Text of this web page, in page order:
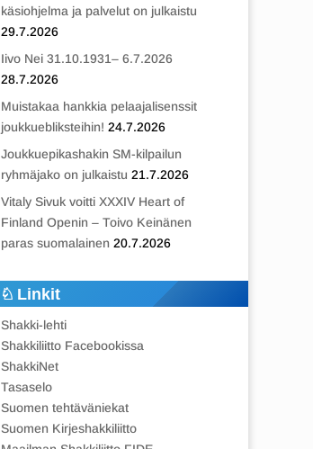
käsiohjelma ja palvelut on julkaistu
29.7.2026
Iivo Nei 31.10.1931– 6.7.2026
28.7.2026
Muistakaa hankkia pelaajalisenssit
joukkuebliksteihin! 24.7.2026
Joukkuepikashakin SM-kilpailun
ryhmäjako on julkaistu 21.7.2026
Vitaly Sivuk voitti XXXIV Heart of
Finland Openin – Toivo Keinänen
paras suomalainen 20.7.2026
Linkit
Shakki-lehti
Shakkiliitto Facebookissa
ShakkiNet
Tasaselo
Suomen tehtäväniekat
Suomen Kirjeshakkiliitto